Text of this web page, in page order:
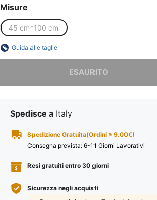
Misure
45 cm*100 cm
Guida alle taglie
ESAURITO
Spedisce a Italy
Spedizione Gratuita(Ordini ≥ 9.00€)
Consegna prevista: 6-11 Giorni Lavorativi
Resi gratuiti entro 30 giorni
Sicurezza negli acquisti